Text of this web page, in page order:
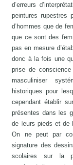
d’erreurs
peintures rupestres
d’hommes que de
que ce sont des
pas en mesure
donc à la fois une
prise de
masculiniser
historiques pour
cependant établir
présentes dans les
de leurs pieds et de
On ne peut par
signature des
scolaires sur la